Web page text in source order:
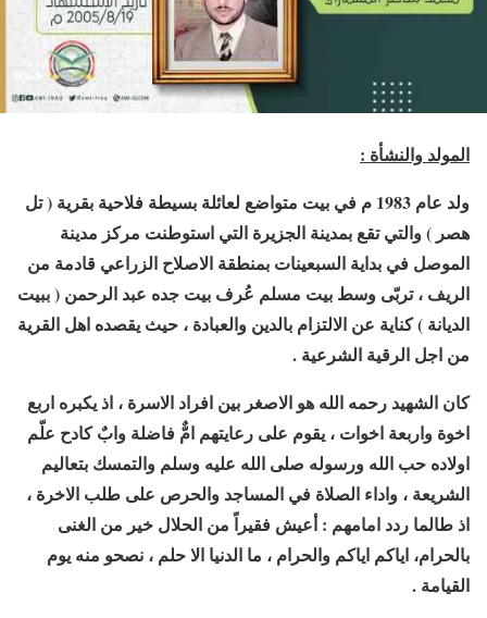
المولد والنشأة :
ولد عام 1983 م في بيت متواضع لعائلة بسيطة فلاحية بقرية ( تل
هصر ) والتي تقع بمدينة الجزيرة التي استوطنت مركز مدينة
الموصل في بداية السبعينات بمنطقة الاصلاح الزراعي قادمة من
الريف ، تربّى وسط بيت مسلم عُرف بيت جده عبد الرحمن ( ببيت
الديانة ) كناية عن الالتزام بالدين والعبادة ، حيث يقصده اهل القرية
من اجل الرقية الشرعية .
كان الشهيد رحمه الله هو الاصغر بين افراد الاسرة ، اذ يكبره اربع
اخوة واربعة اخوات ، يقوم على رعايتهم امٌّ فاضلة وابٌ كادح علّم
اولاده حب الله ورسوله صلى الله عليه وسلم والتمسك بتعاليم
الشريعة ، واداء الصلاة في المساجد والحرص على طلب الاخرة ،
اذ طالما ردد امامهم : أعيش فقيراً من الحلال خير من الغنى
بالحرام، اياكم اياكم والحرام ، ما الدنيا الا حلم ، نصحو منه يوم
القيامة .